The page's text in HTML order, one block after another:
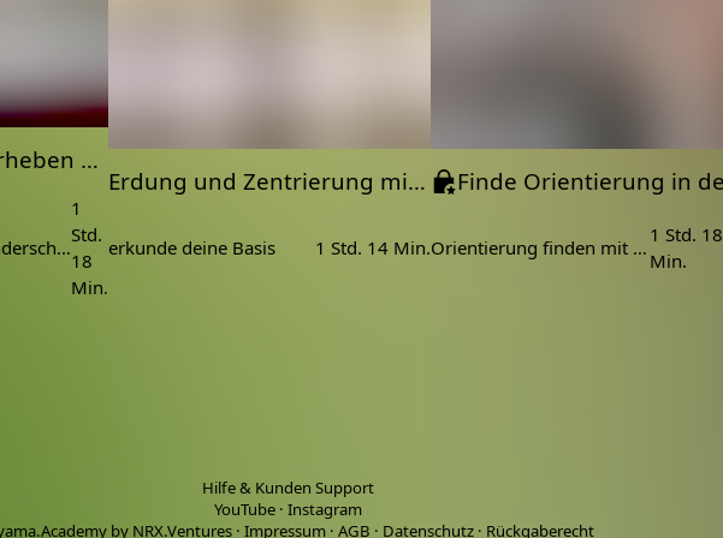
Katonah Yoga - Erheben und Erweitern | Öffnung | Dehnung | Wachstum
Übe mit Daniela eine wunderschöne Katonah Einheit für mehr Weite, Öffnung und Wachstum in deinem Leben.
1
Std.
18
Min.
Erdung und Zentrierung mit Katonah Yoga | Hatha Yoga
erkunde deine Basis 1 Std. 14 Min. Orientierung finden mit Yoga.
1 Std. 18
Min.
Hilfe & Kunden Support
YouTube · Instagram
by NRX.Ventures · Impressum · AGB · Datenschutz · Rückgaberecht